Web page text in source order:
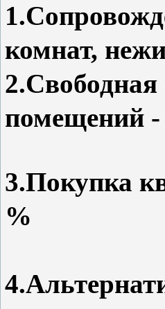
комнат,
помещений
3.Покупка
%
от